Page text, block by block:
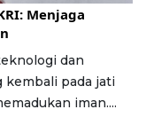
Menjaga
dan
kembali pada jati
iman....